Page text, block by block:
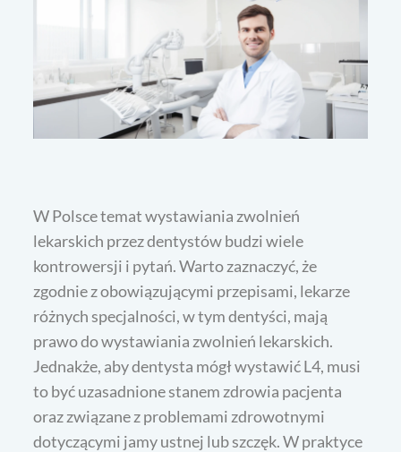
W Polsce temat wystawiania zwolnień
lekarskich przez dentystów budzi wiele
kontrowersji i pytań. Warto zaznaczyć, że
zgodnie z obowiązującymi przepisami, lekarze
różnych specjalności, w tym dentyści, mają
prawo do wystawiania zwolnień lekarskich.
Jednakże, aby dentysta mógł wystawić L4, musi
to być uzasadnione stanem zdrowia pacjenta
oraz związane z problemami zdrowotnymi
dotyczącymi jamy ustnej lub szczęk. W praktyce